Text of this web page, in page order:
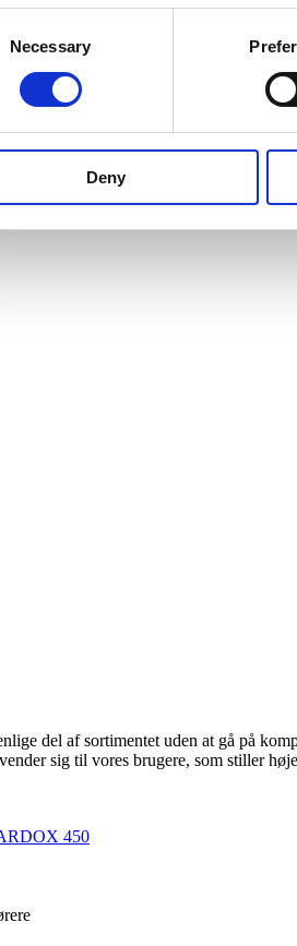
Necessary
Deny
del af sortimentet uden at gå på
sig til vores brugere, som stiller
450